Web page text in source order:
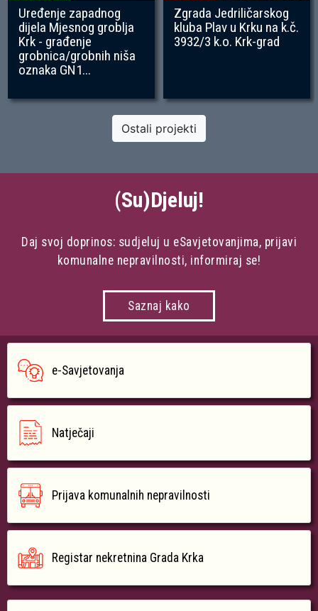
Uređenje zapadnog
dijela Mjesnog groblja
Krk - građenje
grobnica/grobnih niša
oznaka GN1...
Zgrada Jedriličarskog
kluba Plav u Krku na k.č.
3932/3 k.o. Krk-grad
Ostali projekti
(Su)Djeluj!
Daj svoj doprinos: sudjeluj u eSavjetovanjima, prijavi
komunalne nepravilnosti, informiraj se!
Saznaj kako
e-Savjetovanja
Natječaji
Prijava komunalnih nepravilnosti
Registar nekretnina Grada Krka